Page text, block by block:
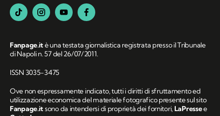
Fanpage.itè una testata giornalistica registrata presso il Tribunale
di Napoli n. 57 del 26/07/2011.
ISSN 3035-3475
Ove non espressamente indicato, tutti i diritti di sfruttamento ed
utilizzazione economica del materiale fotografico presente sul sito
Fanpage.itsono da intendersi di proprietà dei fornitori,LaPressee